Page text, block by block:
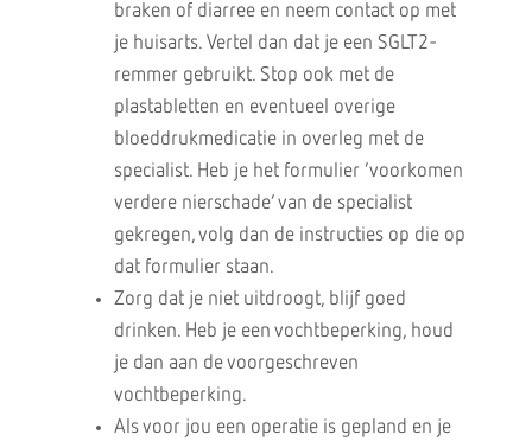
braken of diarree en neem contact op met
je huisarts. Vertel dan dat je een SGLT2-
remmer gebruikt. Stop ook met de
plastabletten en eventueel overige
bloeddrukmedicatie in overleg met de
specialist. Heb je het formulier ‘voorkomen
verdere nierschade’ van de specialist
gekregen, volg dan de instructies op die op
dat formulier staan.
Zorg dat je niet uitdroogt, blijf goed
drinken. Heb je een vochtbeperking, houd
je dan aan de voorgeschreven
vochtbeperking.
Als voor jou een operatie is gepland en je